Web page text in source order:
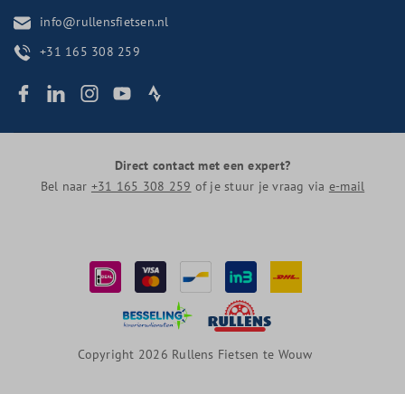
info@rullensfietsen.nl
+31 165 308 259
Direct contact met een expert?
Bel naar +31 165 308 259 of je stuur je vraag via e-mail
Copyright 2026 Rullens Fietsen te Wouw